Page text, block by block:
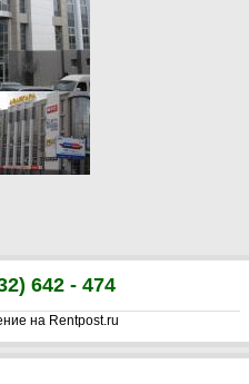
642 - 474
на Rentpost.ru